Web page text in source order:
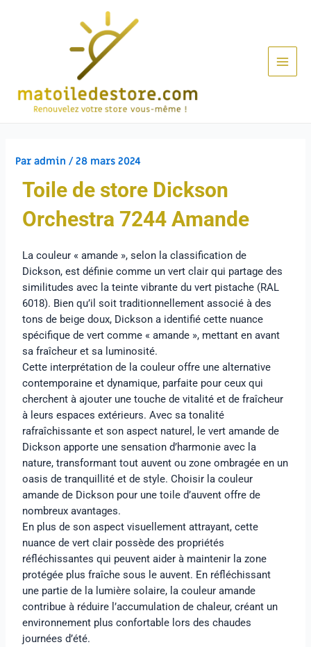
Paradmin/28 mars 2024
Toile de store Dickson
Orchestra 7244 Amande
La couleur « amande », selon la classification de
Dickson, est définie comme un vert clair qui partage des
similitudes avec la teinte vibrante du vert pistache (RAL
6018). Bien qu’il soit traditionnellement associé à des
tons de beige doux, Dickson a identifié cette nuance
spécifique de vert comme « amande », mettant en avant
sa fraîcheur et sa luminosité.
Cette interprétation de la couleur offre une alternative
contemporaine et dynamique, parfaite pour ceux qui
cherchent à ajouter une touche de vitalité et de fraîcheur
à leurs espaces extérieurs. Avec sa tonalité
rafraîchissante et son aspect naturel, le vert amande de
Dickson apporte une sensation d’harmonie avec la
nature, transformant tout auvent ou zone ombragée en un
oasis de tranquillité et de style. Choisir la couleur
amande de Dickson pour une toile d’auvent offre de
nombreux avantages.
En plus de son aspect visuellement attrayant, cette
nuance de vert clair possède des propriétés
réfléchissantes qui peuvent aider à maintenir la zone
protégée plus fraîche sous le auvent. En réfléchissant
une partie de la lumière solaire, la couleur amande
contribue à réduire l’accumulation de chaleur, créant un
environnement plus confortable lors des chaudes
journées d’été.